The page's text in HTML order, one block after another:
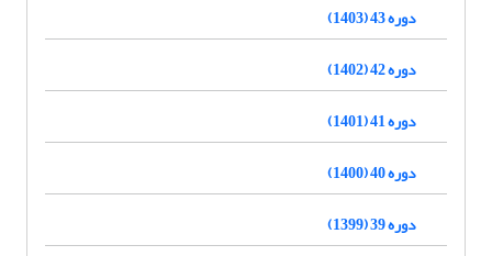
دوره 43 (1403)
دوره 42 (1402)
دوره 41 (1401)
دوره 40 (1400)
دوره 39 (1399)